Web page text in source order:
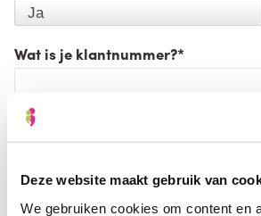
Deze website maakt gebruik van
We gebruiken cookies om content en
Wat is je klantnummer?*